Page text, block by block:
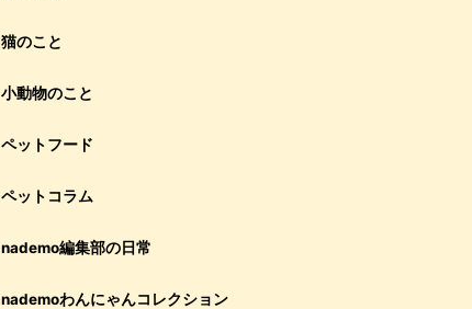
猫のこと
小動物のこと
ペットフード
ペットコラム
nademo編集部の日常
nademoわんにゃんコレクション